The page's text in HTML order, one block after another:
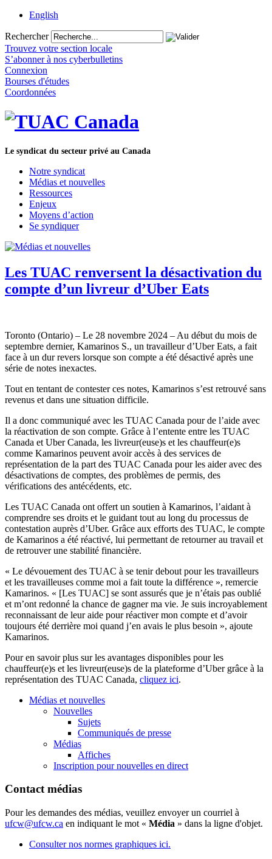
English
Rechercher
Trouvez votre section locale
S’abonner à nos cyberbulletins
Connexion
Bourses d'études
Coordonnées
Le syndicat du secteur privé au Canada
Notre syndicat
Médias et nouvelles
Ressources
Enjeux
Moyens d’action
Se syndiquer
Les TUAC renversent la désactivation du
compte d’un livreur d’Uber Eats
Toronto (Ontario) – Le 28 novembre 2024 – Au début du mois de
septembre dernier, Kamarinos S., un travailleur d’Uber Eats, a fait
face à un dur revers lorsque son compte a été désactivé après une
série de notes inexactes.
Tout en tentant de contester ces notes, Kamarinos s’est retrouvé sans
revenus et dans une situation difficile.
Il a donc communiqué avec les TUAC Canada pour de l’aide avec
la réactivation de son compte. Grâce à l’entente entre les TUAC
Canada et Uber Canada, les livreur(euse)s et les chauffeur(e)s
comme Kamarinos peuvent avoir accès à des services de
représentation de la part des TUAC Canada pour les aider avec des
désactivations de comptes, des problèmes de permis, des
vérifications des antécédents, etc.
Les TUAC Canada ont offert un soutien à Kamarinos, l’aidant à
comprendre ses droits et le guidant tout au long du processus de
contestation auprès d’Uber. Grâce aux efforts des TUAC, le compte
de Kamarinos a été réactivé, lui permettant de retourner au travail et
de retrouver une stabilité financière.
« Le dévouement des TUAC à se tenir debout pour les travailleurs
et les travailleuses comme moi a fait toute la différence », remercie
Kamarinos. « [Les TUAC] se sont assurés que je n’étais pas oublié
et m’ont redonné la chance de gagner ma vie. Je suis incroyablement
reconnaissant de leur aide pour réactiver mon compte et d’avoir
toujours été derrière moi quand j’en avais le plus besoin », ajoute
Kamarinos.
Pour en savoir plus sur les avantages disponibles pour les
chauffeur(e)s et les livreur(euse)s de la plateforme d’Uber grâce à la
représentation des TUAC Canada, cliquez ici.
Médias et nouvelles
Nouvelles
Sujets
Communiqués de presse
Médias
Affiches
Inscription pour nouvelles en direct
Contact médias
Pour les demandes des médias, veuillez envoyer un courriel à
ufcw@ufcw.ca en indiquant le mot « Média » dans la ligne d'objet.
Consulter nos normes graphiques ici.